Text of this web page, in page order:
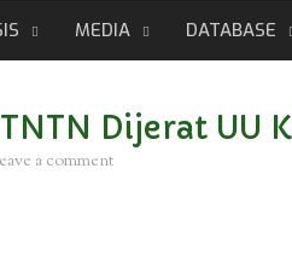
MEDIA DATABASE
Dijerat UU
a comment